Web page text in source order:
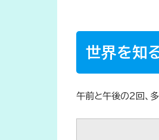
世界を知
午前と午後の2回、